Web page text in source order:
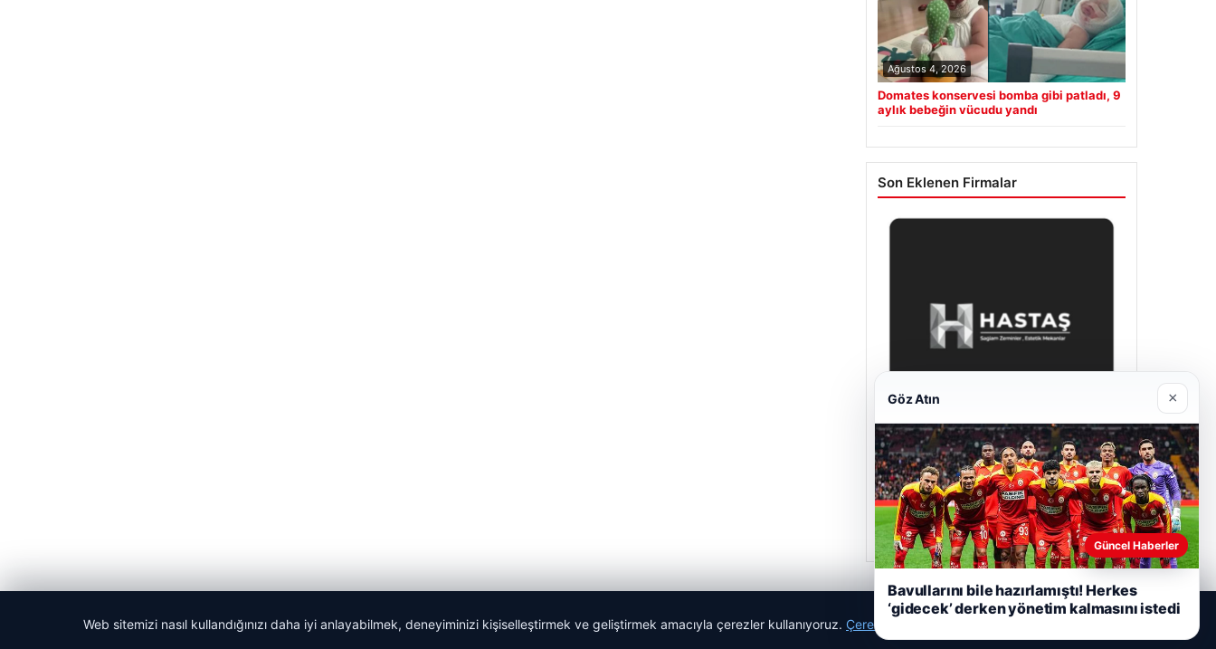
Ağustos 4, 2026
Domates konservesi bomba gibi patladı, 9
aylık bebeğin vücudu yandı
Son Eklenen Firmalar
Hastaş Beton
Mayıs 26, 2026
Web sitemizi nasıl kullandığınızı daha iyi anlayabilmek, deneyiminizi kişiselleştirmek ve geliştirmek amacıyla çerezler kullanıyoruz. Çerez Politikamız
Göz Atın ×
Güncel Haberler
Bavullarını bile hazırlamıştı! Herkes
‘gidecek’ derken yönetim kalmasını istedi